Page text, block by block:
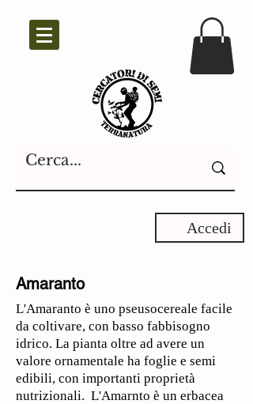
Accedi
Amaranto
L'Amaranto è uno pseusocereale facile
da coltivare, con basso fabbisogno
idrico. La pianta oltre ad avere un
valore ornamentale ha foglie e semi
edibili, con importanti proprietà
nutrizionali. L'Amarnto è un erbacea